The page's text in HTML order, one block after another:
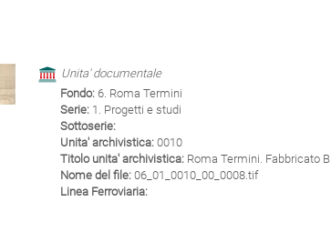
Unita' documentale
Fondo:6. Roma Termini
Serie:1. Progetti e studi
Sottoserie:
Unita' archivistica:0010
Titolo unita' archivistica:Roma Termini. Fabbricato B.
Nome del file:06_01_0010_00_0008.tif
Linea Ferroviaria: